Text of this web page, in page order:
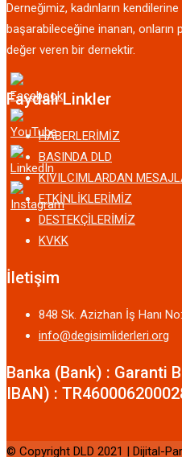
Derneğimiz, kadınların
başarabileceğine inanan,
değer veren bir dernektir.
Faydalı Linkler
HABERLERİMİZ
BASINDA DLD
KIVILCIMLARDAN
ETKİNLİKLERİMİZ
DESTEKÇİLERİMİZ
KVKK
İletişim
848 Sk. Azizhan İş Hanı
info@degisimliderleri.org
Banka (Bank) : Garanti
IBAN) :
© Copyright DLD 2021 | Dijital-